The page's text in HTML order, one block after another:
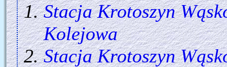
Stacja Krotoszyn
Kolejowa
Stacja Krotoszyn